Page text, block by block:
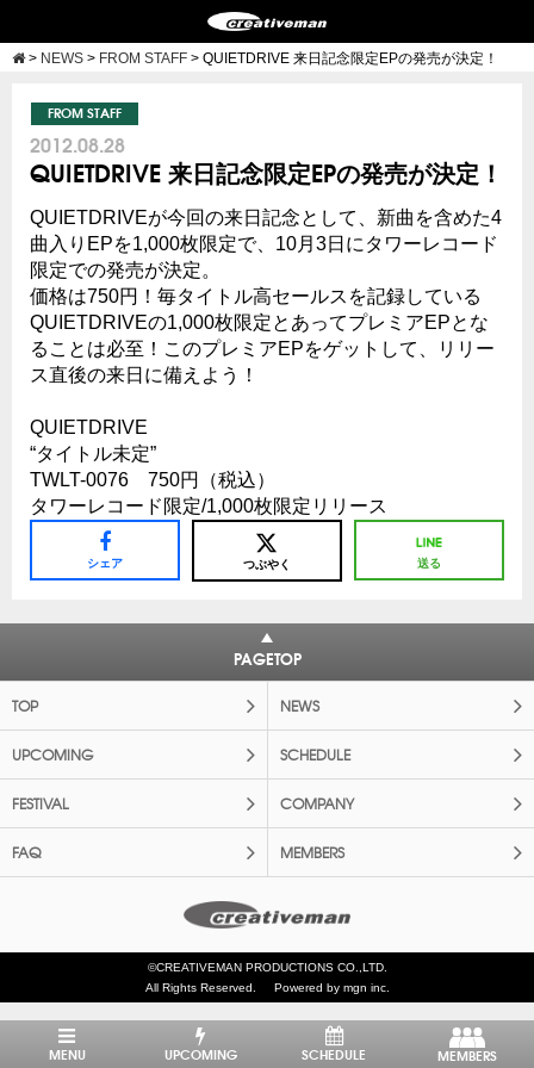
> NEWS > FROM STAFF > QUIETDRIVE 来日記念限定EPの発売が決定！
FROM STAFF
2012.08.28
QUIETDRIVE 来日記念限定EPの発売が決定！
QUIETDRIVEが今回の来日記念として、新曲を含めた4
曲入りEPを1,000枚限定で、10月3日にタワーレコード
限定での発売が決定。
価格は750円！毎タイトル高セールスを記録している
QUIETDRIVEの1,000枚限定とあってプレミアEPとな
ることは必至！このプレミアEPをゲットして、リリー
ス直後の来日に備えよう！
QUIETDRIVE
“タイトル未定”
TWLT-0076 750円（税込）
タワーレコード限定/1,000枚限定リリース
シェア つぶやく 送る
PAGETOP
TOP NEWS
UPCOMING SCHEDULE
FESTIVAL COMPANY
FAQ MEMBERS
©CREATIVEMAN PRODUCTIONS CO.,LTD.
All Rights Reserved.
Powered by mgn inc.
MENU UPCOMING SCHEDULE MEMBERS